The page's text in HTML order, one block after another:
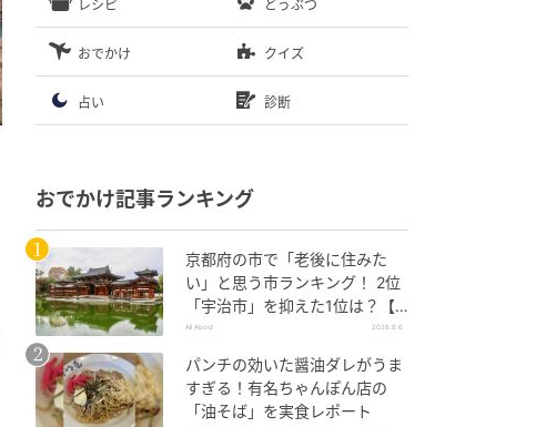
レシピ どうぶつ
おでかけ クイズ
占い 診断
おでかけ記事ランキング
京都府の市で「老後に住みた
い」と思う市ランキング！ 2位
「宇治市」を抑えた1位は？【2
026年調査】
All About 2026.8.6
パンチの効いた醤油ダレがうま
すぎる！有名ちゃんぽん店の
「油そば」を実食レポート